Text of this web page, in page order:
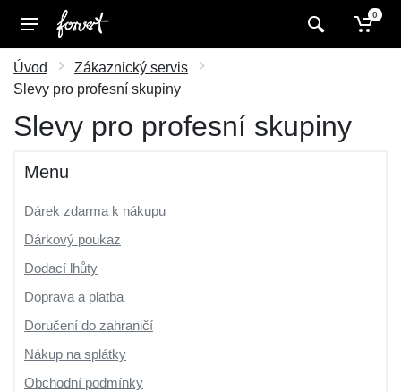
0
Úvod
Zákaznický servis
Slevy pro profesní skupiny
Slevy pro profesní skupiny
Menu
Dárek zdarma k nákupu
Dárkový poukaz
Dodací lhůty
Doprava a platba
Doručení do zahraničí
Nákup na splátky
Obchodní podmínky